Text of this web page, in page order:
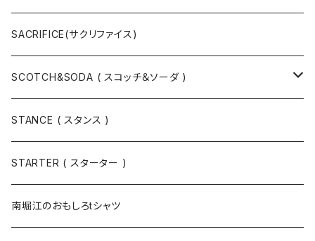
ベルト / サスペンダー
ニット
スウェット
Tシャツ / カットソー
半袖
長袖
手袋
ソックス
SACRIFICE(サクリファイス)
SCOTCH&SODA ( スコッチ＆ソーダ )
トップス
ボトムス
アウター
STANCE ( スタンス )
STARTER ( スターター )
南堀江のおもしろtシャツ